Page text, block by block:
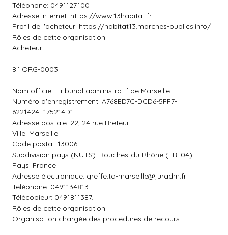
Téléphone: 0491127100
Adresse internet: https://www.13habitat.fr
Profil de l'acheteur: https://habitat13.marches-publics.info/
Rôles de cette organisation:
Acheteur
8.1.ORG-0003.
Nom officiel: Tribunal administratif de Marseille
Numéro d'enregistrement: A768ED7C-DCD6-5FF7-
6221424E175214D1.
Adresse postale: 22, 24 rue Breteuil
Ville: Marseille
Code postal: 13006.
Subdivision pays (NUTS): Bouches-du-Rhône (FRL04)
Pays: France
Adresse électronique: greffe.ta-marseille@juradm.fr
Téléphone: 0491134813.
Télécopieur: 0491811387.
Rôles de cette organisation:
Organisation chargée des procédures de recours